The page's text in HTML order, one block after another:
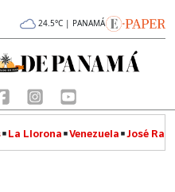
24.5°C | PANAMÁ
La Llorona Venezuela José